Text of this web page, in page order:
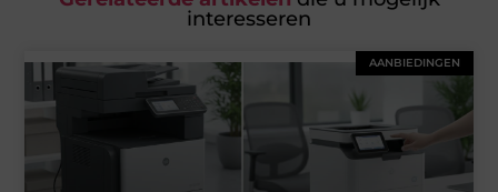
interesseren
AANBIEDINGEN